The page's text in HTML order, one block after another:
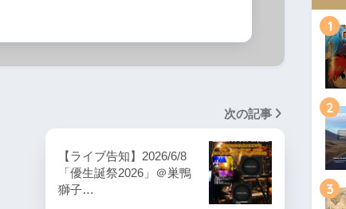
次の記事
【ライブ告知】2026/6/8
「優生誕祭2026」＠巣鴨
獅子…
1
2
3